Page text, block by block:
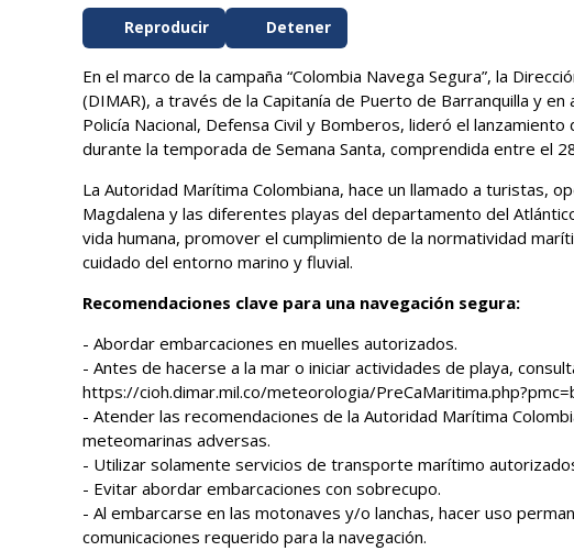
Reproducir Detener
En el marco de la campaña “Colombia Navega Segura”, la
(DIMAR), a través de la Capitanía de Puerto de Barranquilla y
Policía Nacional, Defensa Civil y Bomberos, lideró el
durante la temporada de Semana Santa, comprendida entre el
La Autoridad Marítima Colombiana, hace un llamado a
Magdalena y las diferentes playas del departamento del
vida humana, promover el cumplimiento de la normatividad
cuidado del entorno marino y fluvial.
Recomendaciones clave para una navegación segura:
- Abordar embarcaciones en muelles autorizados.
- Antes de hacerse a la mar o iniciar actividades de playa,
https://cioh.dimar.mil.co/meteorologia/
- Atender las recomendaciones de la Autoridad Marítima
meteomarinas adversas.
- Utilizar solamente servicios de transporte marítimo
- Evitar abordar embarcaciones con sobrecupo.
- Al embarcarse en las motonaves y/o lanchas, hacer uso
comunicaciones requerido para la navegación.